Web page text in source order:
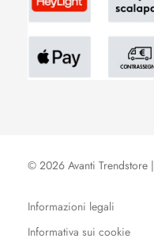
© 2026 Avanti Trendstore |
Informazioni legali
Informativa sui cookie